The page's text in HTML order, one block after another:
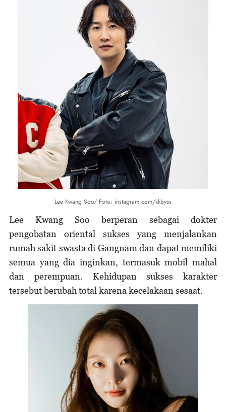
Lee Kwang Soo/ Foto: instagram.com/kkbyss
Lee Kwang Soo berperan sebagai dokter
pengobatan oriental sukses yang menjalankan
rumah sakit swasta di Gangnam dan dapat memiliki
semua yang dia inginkan, termasuk mobil mahal
dan perempuan. Kehidupan sukses karakter
tersebut berubah total karena kecelakaan sesaat.